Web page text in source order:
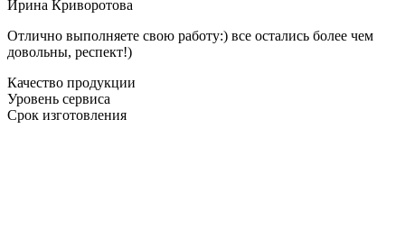
Ирина Криворотова
Отлично выполняете свою работу:) все остались более чем
довольны, респект!)
Качество продукции
Уровень сервиса
Срок изготовления